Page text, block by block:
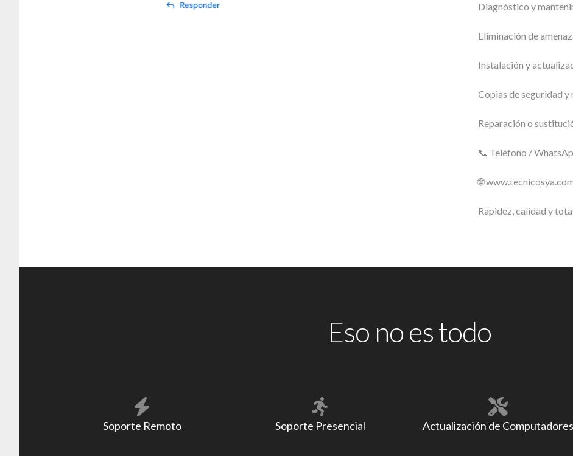
Diagnóstico y
Eliminación de
Instalación y
Copias de seguridad
Reparación o
📞 Teléfono /
🌐
Rapidez, calidad y
Eso no es todo
Soporte Remoto Soporte Presencial Actualización de Computadores